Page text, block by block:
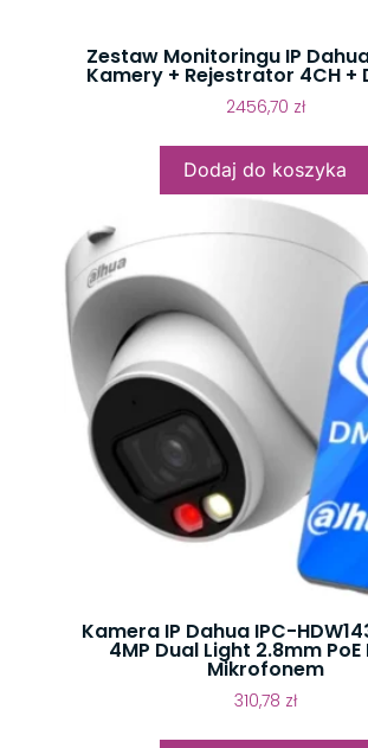
Zestaw Monitoringu IP
Kamery + Rejestrator 4CH +
2456,70 zł
Dodaj do koszyka
Kamera IP Dahua IPC-
4MP Dual Light 2.8mm PoE
Mikrofonem
310,78 zł